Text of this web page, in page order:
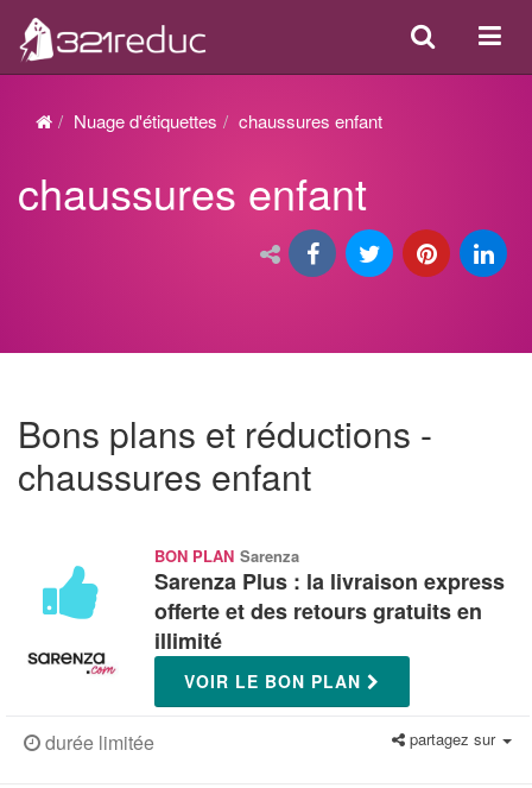
ou
Search
Nuage d'étiquettes chaussures enfant
chaussures enfant
Bons plans et réductions -
chaussures enfant
BON PLAN Sarenza
Sarenza Plus : la livraison express
offerte et des retours gratuits en
illimité
VOIR LE BON PLAN
durée limitée partagez sur